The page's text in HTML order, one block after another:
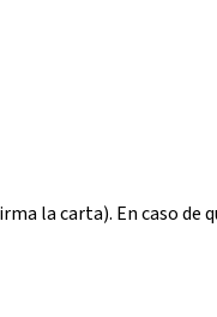
la carta). En caso de